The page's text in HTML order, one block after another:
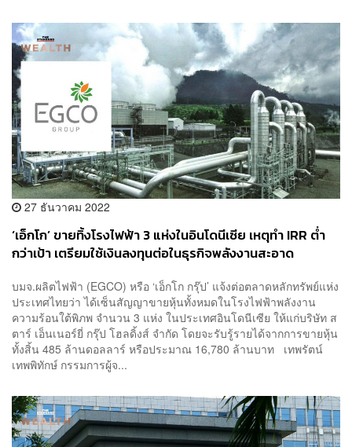
27 ธันวาคม 2022
‘เอ็กโก’ ขายทิ้งโรงไฟฟ้า 3 แห่งในอินโดนีเซีย เหตุทำ IRR ต่ำ
กว่าเป้า เตรียมใช้เงินลงทุนต่อในธุรกิจพลังงานสะอาด
บมจ.ผลิตไฟฟ้า (EGCO) หรือ ‘เอ็กโก กรุ๊ป’ แจ้งต่อตลาดหลักทรัพย์แห่ง
ประเทศไทยว่า ได้เซ็นสัญญาขายหุ้นทั้งหมดในโรงไฟฟ้าพลังงาน
ความร้อนใต้พิภพ จำนวน 3 แห่ง ในประเทศอินโดนีเซีย ให้แก่บริษัท ส
ตาร์ เอ็นเนอร์ยี่ กรุ๊ป โฮลดิ้งส์ จำกัด โดยจะรับรู้รายได้จากการขายหุ้น
ทั้งสิ้น 485 ล้านดอลลาร์ หรือประมาณ 16,780 ล้านบาท เทพรัตน์
เทพพิทักษ์ กรรมการผู้จ...